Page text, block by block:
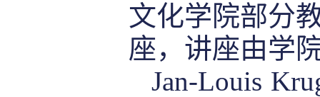
文化学院部分
座，讲座由学
Jan-Louis